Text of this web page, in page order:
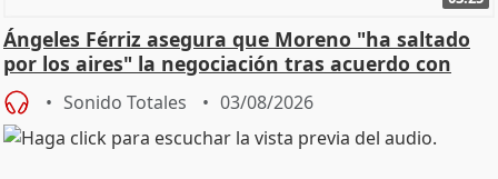
Ángeles Férriz asegura que Moreno "ha saltado
por los aires" la negociación tras acuerdo con
SMA
Sonido Totales 03/08/2026